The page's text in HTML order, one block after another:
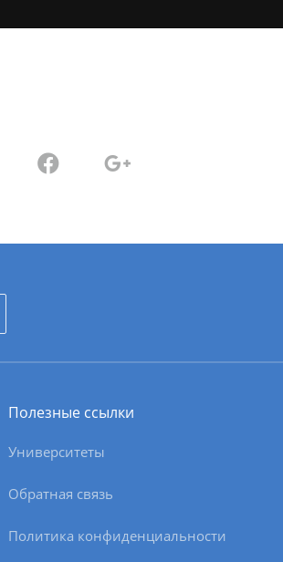
Полезные ссылки
Университеты
Обратная связь
Политика конфиденциальности